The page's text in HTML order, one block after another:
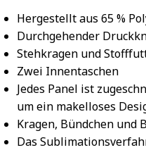
Hergestellt aus 65 %
Durchgehender
Stehkragen und
Zwei Innentaschen
Jedes Panel ist
um ein makelloses
Kragen, Bündchen und
Das